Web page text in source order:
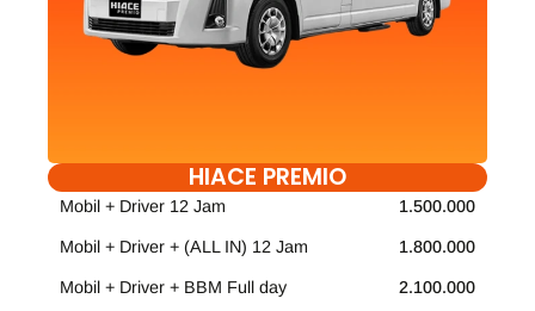
HIACE PREMIO
Mobil + Driver 12 Jam 1.500.000
Mobil + Driver + (ALL IN) 12 Jam 1.800.000
Mobil + Driver + BBM Full day 2.100.000